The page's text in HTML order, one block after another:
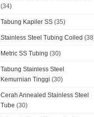
(34)
Tabung Kapiler SS (35)
Stainless Steel Tubing Coiled
Metric SS Tubing (30)
Tabung Stainless Steel
Kemurnian Tinggi (30)
Cerah Annealed Stainless Steel
Tube (30)